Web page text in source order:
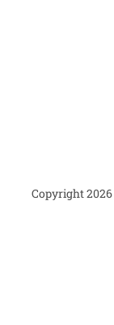
Copyright 2026